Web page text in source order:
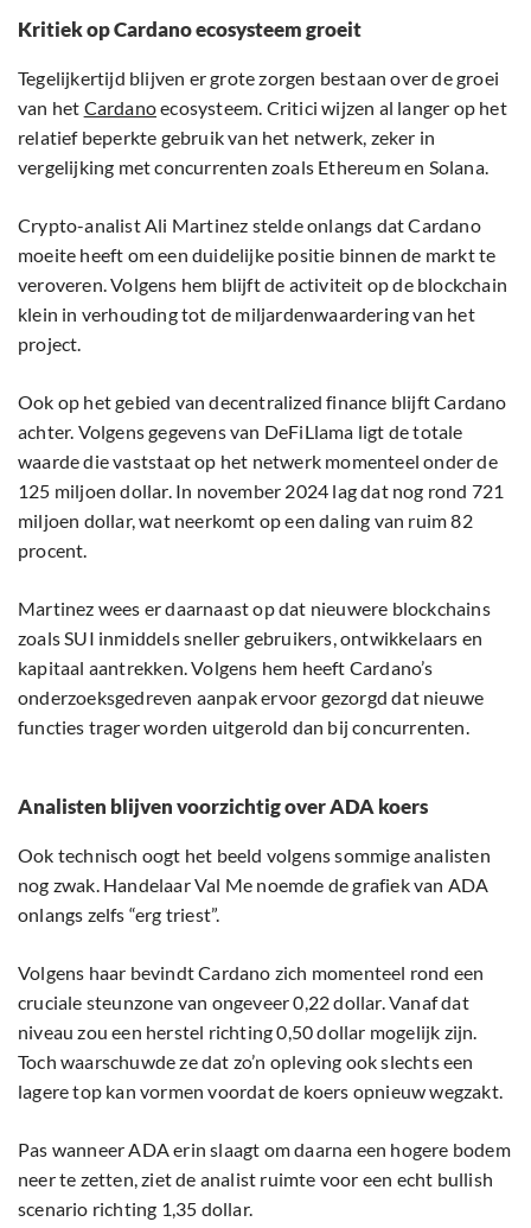
Kritiek op Cardano ecosysteem groeit
Tegelijkertijd blijven er grote zorgen bestaan over de groei
van het Cardanoecosysteem. Critici wijzen al langer op het
relatief beperkte gebruik van het netwerk, zeker in
vergelijking met concurrenten zoals Ethereum en Solana.
Crypto-analist Ali Martinez stelde onlangs dat Cardano
moeite heeft om een duidelijke positie binnen de markt te
veroveren. Volgens hem blijft de activiteit op de blockchain
klein in verhouding tot de miljardenwaardering van het
project.
Ook op het gebied van decentralized finance blijft Cardano
achter. Volgens gegevens van DeFiLlama ligt de totale
waarde die vaststaat op het netwerk momenteel onder de
125 miljoen dollar. In november 2024 lag dat nog rond 721
miljoen dollar, wat neerkomt op een daling van ruim 82
procent.
Martinez wees er daarnaast op dat nieuwere blockchains
zoals SUI inmiddels sneller gebruikers, ontwikkelaars en
kapitaal aantrekken. Volgens hem heeft Cardano’s
onderzoeksgedreven aanpak ervoor gezorgd dat nieuwe
functies trager worden uitgerold dan bij concurrenten.
Analisten blijven voorzichtig over ADA koers
Ook technisch oogt het beeld volgens sommige analisten
nog zwak. Handelaar Val Me noemde de grafiek van ADA
onlangs zelfs “erg triest”.
Volgens haar bevindt Cardano zich momenteel rond een
cruciale steunzone van ongeveer 0,22 dollar. Vanaf dat
niveau zou een herstel richting 0,50 dollar mogelijk zijn.
Toch waarschuwde ze dat zo’n opleving ook slechts een
lagere top kan vormen voordat de koers opnieuw wegzakt.
Pas wanneer ADA erin slaagt om daarna een hogere bodem
neer te zetten, ziet de analist ruimte voor een echt bullish
scenario richting 1,35 dollar.